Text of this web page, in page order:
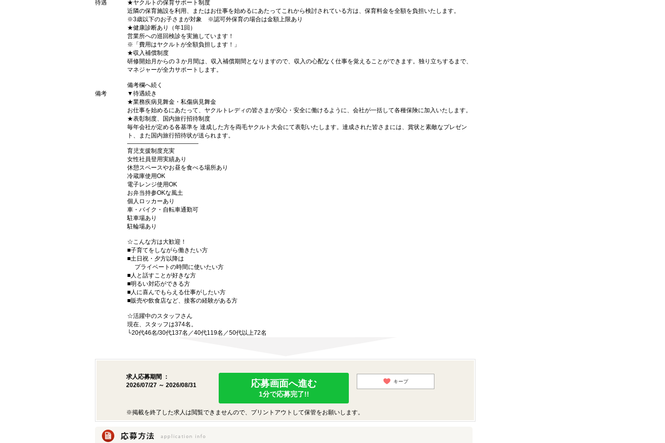
待遇
★ヤクルトの保育サポート制度
近隣の保育施設を利用、またはお仕事を始めるにあたってこれから検討されている方は、保育料金を全額を負担いたします。
※3歳以下のお子さまが対象 ※認可外保育の場合は金額上限あり
★健康診断あり（年1回）
営業所への巡回検診を実施しています！
※「費用はヤクルトが全額負担します！」
★収入補償制度
研修開始月からの 3 か月間は、収入補償期間となりますので、収入の心配なく仕事を覚えることができます。独り立ちするまで、
マネジャーが全力サポートします。
備考欄へ続く
備考
▼待遇続き
★業務疾病見舞金・私傷病見舞金
お仕事を始めるにあたって、ヤクルトレディの皆さまが安心・安全に働けるように、会社が一括して各種保険に加入いたします。
★表彰制度、国内旅行招待制度
毎年会社が定める各基準を 達成した方を両毛ヤクルト大会にて表彰いたします。達成された皆さまには、賞状と素敵なプレゼン
ト、また国内旅行招待状が送られます。
――――――――――――
育児支援制度充実
女性社員登用実績あり
休憩スペースやお昼を食べる場所あり
冷蔵庫使用OK
電子レンジ使用OK
お弁当持参OKな風土
個人ロッカーあり
車・バイク・自転車通勤可
駐車場あり
駐輪場あり
☆こんな方は大歓迎！
■子育てをしながら働きたい方
■土日祝・夕方以降は
プライベートの時間に使いたい方
■人と話すことが好きな方
■明るい対応ができる方
■人に喜んでもらえる仕事がしたい方
■販売や飲食店など、接客の経験がある方
☆活躍中のスタッフさん
現在、スタッフは374名。
└20代46名/30代137名／40代119名／50代以上72名
求人応募期間 ：
2026/07/27 ～ 2026/08/31
応募画面へ進む
1分で応募完了!!
キープ
※掲載を終了した求人は閲覧できませんので、プリントアウトして保管をお願いします。